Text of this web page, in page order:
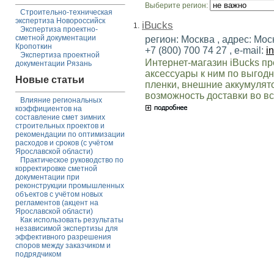
Строительно-техническая
экспертиза Новороссийск
Экспертиза проектно-
сметной документации
Кропоткин
Экспертиза проектной
документации Рязань
Новые статьи
Влияние региональных
коэффициентов на
составление смет зимних
строительных проектов и
рекомендации по оптимизации
расходов и сроков (с учётом
Ярославской области)
Практическое руководство по
корректировке сметной
документации при
реконструкции промышленных
объектов с учётом новых
регламентов (акцент на
Ярославской области)
Как использовать результаты
независимой экспертизы для
эффективного разрешения
споров между заказчиком и
подрядчиком
Выберите регион:
1. iBucks
регион: Москва , адрес:
+7 (800) 700 74 27 , e-mail:
Интернет-магазин iBucks
аксессуары к ним по
пленки, внешние
возможность доставки во